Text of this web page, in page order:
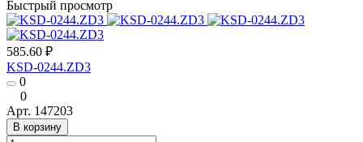
Быстрый просмотр
585.60 ₽
KSD-0244.ZD3
0
0
Арт. 147203
В корзину